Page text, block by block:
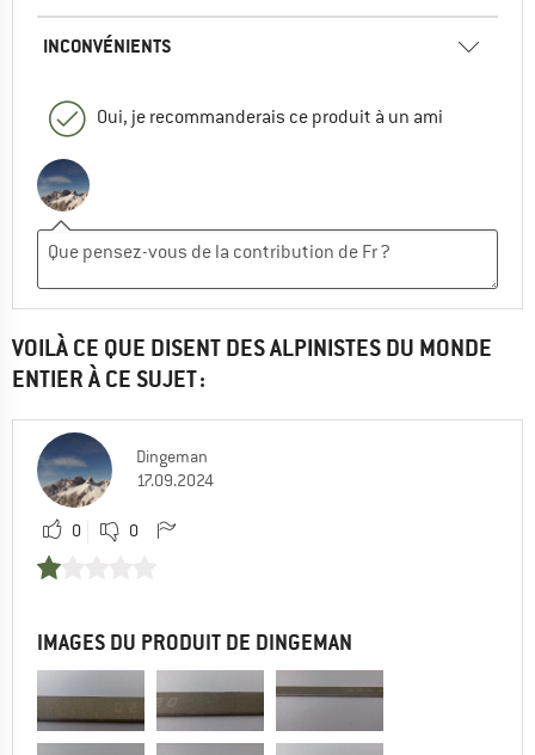
INCONVÉNIENTS
Oui, je recommanderais ce produit à un ami
VOILÀ CE QUE DISENT DES ALPINISTES DU MONDE
ENTIER À CE SUJET :
Dingeman
17.09.2024
0 0
IMAGES DU PRODUIT DE DINGEMAN